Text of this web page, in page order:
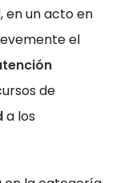
en un acto en
el
de
a los